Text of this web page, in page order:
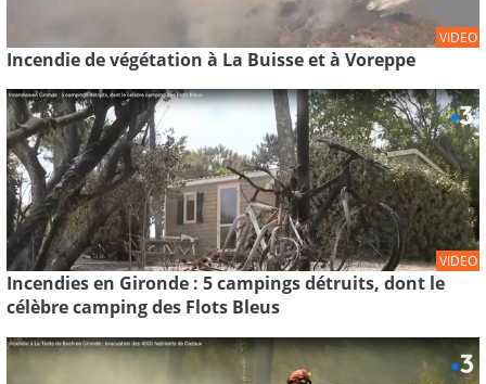
VIDEO
Incendie de végétation à La Buisse et à Voreppe
VIDEO
Incendies en Gironde : 5 campings détruits, dont le
célèbre camping des Flots Bleus